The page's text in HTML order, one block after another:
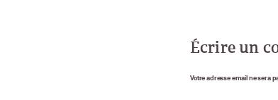
Écrire un
Votre adresse email ne sera